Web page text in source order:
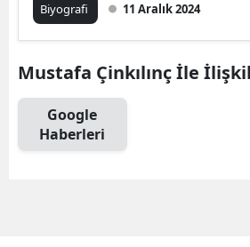
Biyografi 11 Aralık 2024
Mustafa Çinkılınç İle
Google
Haberleri